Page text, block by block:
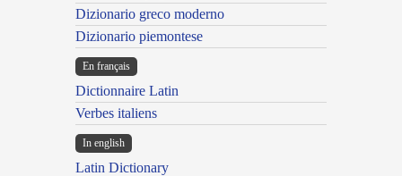
Dizionario greco moderno
Dizionario piemontese
En français
Dictionnaire Latin
Verbes italiens
In english
Latin Dictionary